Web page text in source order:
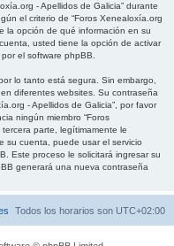
- Apellidos de Galicia” durante
el criterio de “Foros Xenealoxía.org
la opción de qué información en su
usted tiene la opción de activar
el software phpBB.
lo tanto está segura. Sin embargo,
diferentes websites. Su contraseña
- Apellidos de Galicia”, por favor
ningún miembro “Foros
parte, legítimamente le
su cuenta, puede usar el servicio
Este proceso le solicitará ingresar su
generará una nueva contraseña
Todos los horarios son UTC+02:00